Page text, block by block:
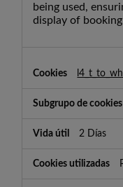
being used,
display of
2 Días